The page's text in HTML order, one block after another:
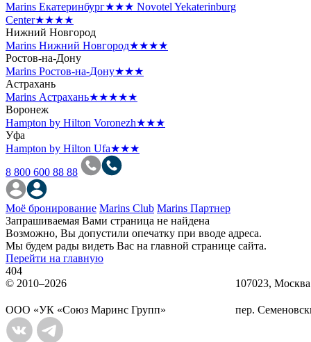
Marins Екатеринбург★★★ Novotel Yekaterinburg
Center★★★★
Нижний Новгород
Marins Нижний Новгород★★★★
Ростов-на-Дону
Marins Ростов-на-Дону★★★
Астрахань
Marins Астрахань★★★★★
Воронеж
Hampton by Hilton Voronezh★★★
Уфа
Hampton by Hilton Ufa★★★
8 800 600 88 88
Моё бронирование Marins Club Marins Партнер
Запрашиваемая Вами страница не найдена
Возможно, Вы допустили опечатку при вводе адреса.
Мы будем рады видеть Вас на главной странице сайта.
Перейти на главную
404
© 2010–2026
OOO «УК «Союз Маринс Групп»
107023, Москва
пер.